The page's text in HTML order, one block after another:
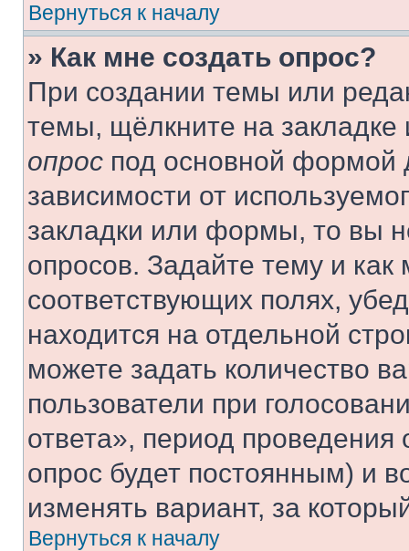
Вернуться к началу
» Как мне создать опрос?
При создании темы или
темы, щёлкните на
опрос под основной формой
зависимости от
закладки или формы, то вы
опросов. Задайте тему и
соответствующих полях,
находится на отдельной
можете задать количество
пользователи при
ответа», период проведения
опрос будет постоянным) и
изменять вариант, за
Вернуться к началу